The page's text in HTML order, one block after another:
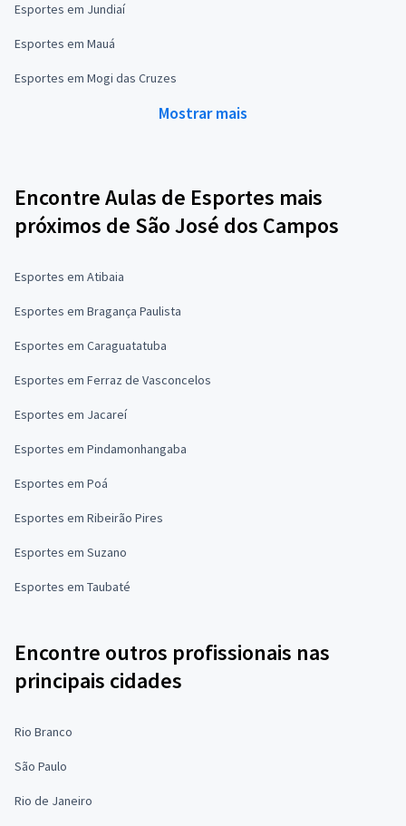
Esportes em Jundiaí
Esportes em Mauá
Esportes em Mogi das Cruzes
Mostrar mais
Encontre Aulas de Esportes mais
próximos de São José dos Campos
Esportes em Atibaia
Esportes em Bragança Paulista
Esportes em Caraguatatuba
Esportes em Ferraz de Vasconcelos
Esportes em Jacareí
Esportes em Pindamonhangaba
Esportes em Poá
Esportes em Ribeirão Pires
Esportes em Suzano
Esportes em Taubaté
Encontre outros profissionais nas
principais cidades
Rio Branco
São Paulo
Rio de Janeiro